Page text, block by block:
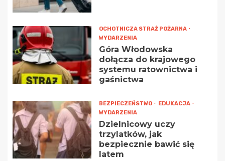
OCHOTNICZA STRAŻ POŻARNA
WYDARZENIA
Góra Włodowska
dołącza do krajowego
systemu ratownictwa i
gaśnictwa
BEZPIECZEŃSTWO
EDUKACJA
WYDARZENIA
Dzielnicowy uczy
trzylatków, jak
bezpiecznie bawić się
latem